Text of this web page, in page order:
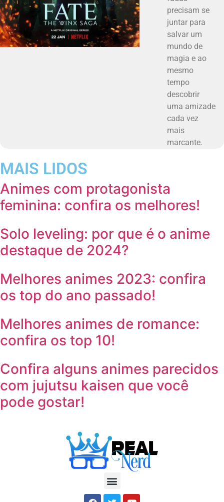
precisam se
juntar para
salvar um
mundo de
magia e ao
mesmo
tempo
descobrir
uma amizade
cada vez
mais
marcante.
MAIS LIDOS
Animes com protagonista
feminina: confira os melhores!
Solo leveling: por que é o anime
destaque de 2024?
Melhores animes 2023: confira
os top do ano passado!
Melhores animes de romance:
confira os top 10!
Confira alguns animes parecidos
com jujutsu kaisen que você
pode gostar!